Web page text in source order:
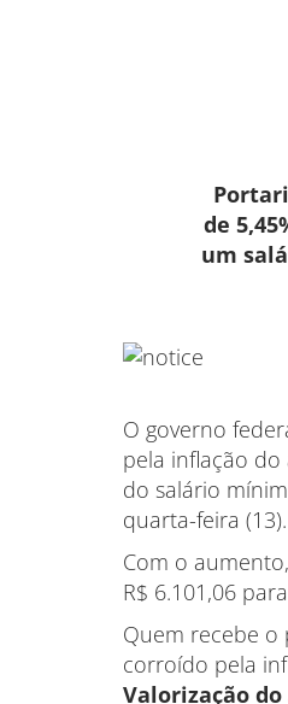
de
um
O governo
pela inflação do
do salário
quarta-feira (13).
Com o
R$ 6.101,06
Quem recebe o
corroído pela
Valorização